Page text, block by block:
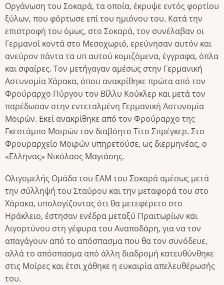
Οργάνωση του Σοκαρά, τα οποία, έκρυψε εντός φορτίου
ξύλων, που φόρτωσε επί του ημιόνου του. Κατά την
επιστροφή του όμως, στο Σοκαρά, τον συνέλαβαν οι
Γερμανοί κοντά στο Μεσοχωριό, ερεύνησαν αυτόν και
ανεύρον πάντα τα υπ αυτού κομιζόμενα, έγγραφα, όπλα
και σφαίρες. Τον μετήγαγαν αμέσως στην Γερμανική
Αστυνομία Χάρακα, όπου ανακρίθηκε πρώτα από τον
Φρούραρχο Πύργου τον Βίλλυ Κούκλερ και μετά τον
παρέδωσαν στην εντεταλμένη Γερμανική Αστυνομία
Μοιρών. Εκεί ανακρίθηκε από τον Φρούραρχο της
Γκεστάμπο Μοιρών τον διαβόητο Τίτο Σπρέγκερ. Στο
Φρουραρχείο Μοιρών υπηρετούσε, ως διερμηνέας, ο
«Ελληνας» Νικόλαος Μαγιάσης.
Ολιγομελής Ομάδα του ΕΑΜ του Σοκαρά αμέσως μετά
την σύλληψή του Σταύρου και την μεταφορά του στο
Χάρακα, υπολογίζοντας ότι θα μετεφέρετο στο
Ηράκλειο, έστησαν ενέδρα μεταξύ Πραιτωρίων και
Λιγορτύνου στη γέφυρα του Αναποδάρη, για να τον
απαγάγουν από το απόσπασμα που θα τον συνόδευε,
αλλά το απόσπασμα από άλλη διαδρομή κατευθύνθηκε
στις Μοίρες και έτσι χάθηκε η ευκαιρία απελευθέρωσής
του.